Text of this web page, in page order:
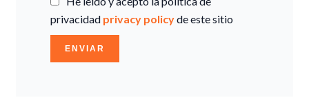
privacidad privacy policyde este sitio
ENVIAR